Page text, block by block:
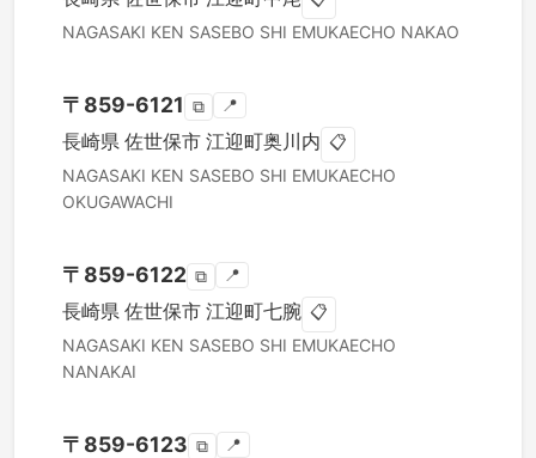
NAGASAKI KEN SASEBO SHI EMUKAECHO NAKAO
〒 859-6121 ⧉ 📍
長崎県 佐世保市 江迎町奥川内 📋
NAGASAKI KEN SASEBO SHI EMUKAECHO
OKUGAWACHI
〒 859-6122 ⧉ 📍
長崎県 佐世保市 江迎町七腕 📋
NAGASAKI KEN SASEBO SHI EMUKAECHO
NANAKAI
〒 859-6123 ⧉ 📍